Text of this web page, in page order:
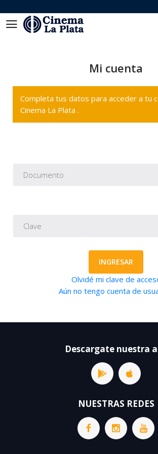
Mi cuenta
Completa tus datos para acceder a tu
Cinema La Plata .
INGRESAR
Olvidé mi clave de
Aún no tengo cuenta de
Descargate nuestra
NUESTRAS REDES